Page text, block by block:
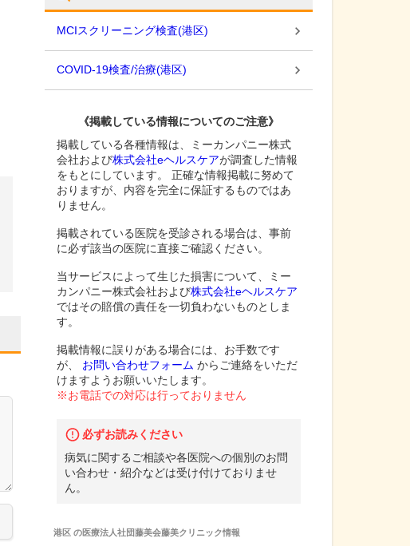
MCIスクリーニング検査(港区)
COVID-19検査/治療(港区)
《掲載している情報についてのご注意》
掲載している各種情報は、ミーカンパニー株式
会社および株式会社eヘルスケアが調査した情報
をもとにしています。 正確な情報掲載に努めて
おりますが、内容を完全に保証するものではあ
りません。
掲載されている医院を受診される場合は、事前
に必ず該当の医院に直接ご確認ください。
当サービスによって生じた損害について、ミー
カンパニー株式会社および株式会社eヘルスケア
ではその賠償の責任を一切負わないものとしま
す。
掲載情報に誤りがある場合には、お手数です
が、
お問い合わせフォーム からご連絡をいただ
けますようお願いいたします。
※お電話での対応は行っておりません
必ずお読みください
病気に関するご相談や各医院への個別のお問
い合わせ・紹介などは受け付けておりませ
ん。
港区の医療法人社団藤美会藤美クリニック情報